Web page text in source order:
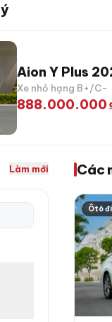
Aion Y Plus
Xe nhỏ hạng B+/C-
888.000.000
Làm mới Các
Aion
Ôtô